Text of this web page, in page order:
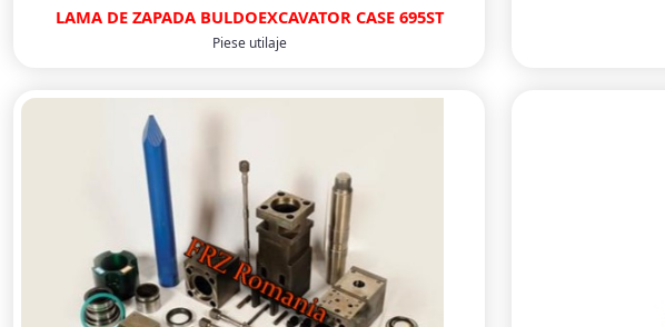
LAMA DE ZAPADA BULDOEXCAVATOR CASE 695ST
Piese utilaje